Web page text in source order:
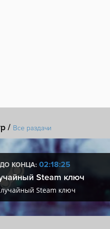
/ Все раздачи
ДО КОНЦА: 02:18:24
Steam ключ
Steam ключ